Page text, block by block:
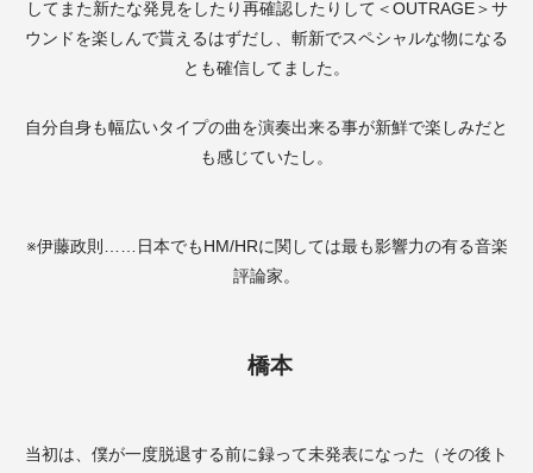
してまた新たな発見をしたり再確認したりして＜OUTRAGE＞サ
ウンドを楽しんで貰えるはずだし、斬新でスペシャルな物になる
とも確信してました。
自分自身も幅広いタイプの曲を演奏出来る事が新鮮で楽しみだと
も感じていたし。
※伊藤政則 …… 日本でもHM/HRに関しては最も影響力の有る音楽
評論家。
橋本
当初は、僕が一度脱退する前に録って未発表になった（その後ト